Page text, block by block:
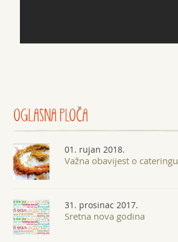
OGLASNA PLOČA
01. rujan 2018.
Važna obavijest o cateringu
31. prosinac 2017.
Sretna nova godina